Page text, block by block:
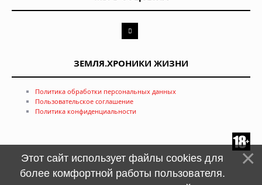
ЗЕМЛЯ.ХРОНИКИ ЖИЗНИ
Политика обработки персональных данных
Пользовательское соглашение
Политика конфиденциальности
Этот сайт использует файлы cookies для
более комфортной работы пользователя.